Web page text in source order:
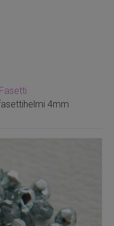
Fasetti
4mm